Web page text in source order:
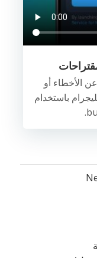
الأخطاء أو
باستخدام